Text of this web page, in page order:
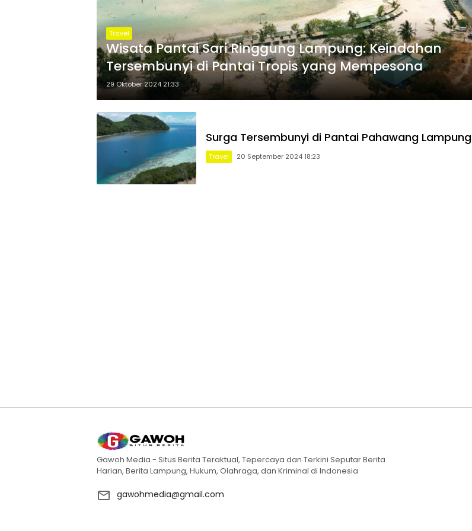
Travel
Wisata Pantai Sari Ringgung Lampung: Keindahan
Tersembunyi di Pantai Tropis yang Mempesona
29 Oktober 2024 21:33
Surga Tersembunyi di Pantai Pahawang Lampung
Travel 20 September 2024 18:23
Gawoh Media - Situs Berita Teraktual, Tepercaya dan Terkini Seputar Berita
Harian, Berita Lampung, Hukum, Olahraga, dan Kriminal di Indonesia
gawohmedia@gmail.com